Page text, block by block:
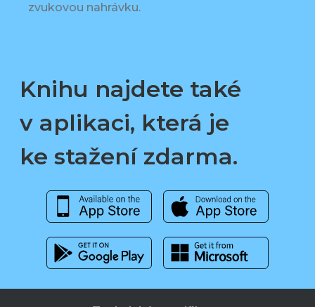
zvukovou nahrávku.
Knihu najdete také
v aplikaci, která je
ke stažení zdarma.